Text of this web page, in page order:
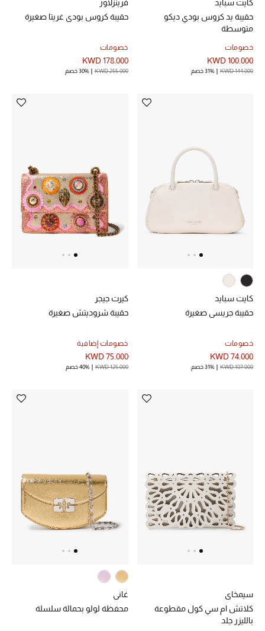
هدايا للجميع
تسوقوا الهدايا
المصممون
مصممون جدد
حصريات
الأزياء
مستلزمات المنزل
توتيمي
تعكس توتيمي فن الأناقة السهلة بقطع أساسية راقية
مصممة لتدوم وتتجاوز صيحات الموسم
كايت سبايد
حقيبة يد كروس بودي ديكو
متوسطة
خصومات
KWD 100.000
KWD 144.000 31% خصم
فرينزلاور
حقيبة كروس بودي غريتا صغيرة
خصومات
KWD 178.000
KWD 255.000 30% خصم
كايت سبايد
حقيبة جريسي صغيرة
خصومات
KWD 74.000
KWD 107.000 31% خصم
كيرت جيجر
حقيبة شروديتش صغيرة
خصومات إضافية
KWD 75.000
KWD 125.000 40% خصم
سيمخاي
كلاتش ام سي كول مقطوعة
بالليزر جلد
غاني
محفظة لولو بحمالة سلسلة